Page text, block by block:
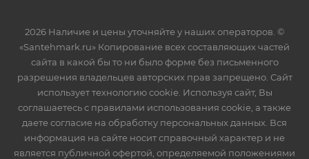
2026 Наличие и цены уточняйте у наших операторов. ©
«Santehmark.ru» Копирование всех составляющих частей
сайта в какой бы то ни было форме без письменного
разрешения владельцев авторских прав запрещено. Сайт
использует технологию cookie. Используя сайт, Вы
соглашаетесь с правилами использования cookie, а также
даете согласие на обработку персональных данных. Вся
информация на сайте носит справочный характер и не
является публичной офертой, определяемой положениями